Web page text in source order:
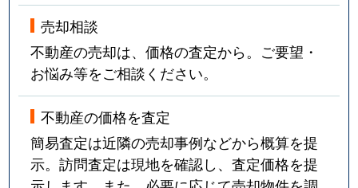
売却相談
不動産の売却は、価格の査定から。ご要望・
お悩み等をご相談ください。
不動産の価格を査定
簡易査定は近隣の売却事例などから概算を提
示。訪問査定は現地を確認し、査定価格を提